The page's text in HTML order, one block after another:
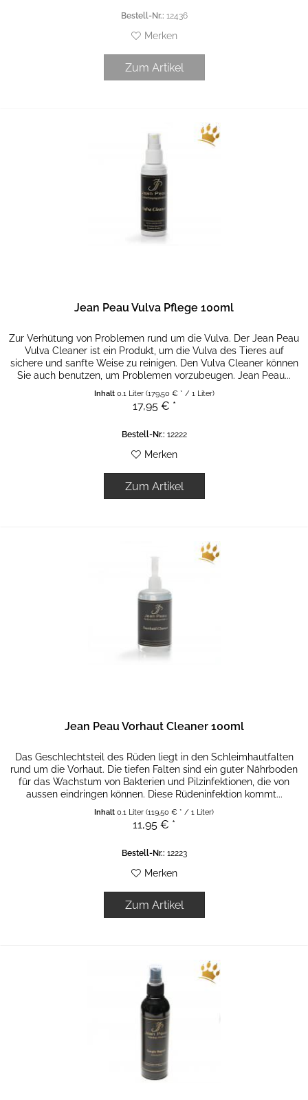
Bestell-Nr.: 12436
Merken
Zum Artikel
Jean Peau Vulva Pflege 100ml
Zur Verhütung von Problemen rund um die Vulva. Der Jean Peau
Vulva Cleaner ist ein Produkt, um die Vulva des Tieres auf
sichere und sanfte Weise zu reinigen. Den Vulva Cleaner können
Sie auch benutzen, um Problemen vorzubeugen. Jean Peau...
Inhalt 0.1 Liter (179,50 € * / 1 Liter)
17,95 € *
Bestell-Nr.: 12222
Merken
Zum Artikel
Jean Peau Vorhaut Cleaner 100ml
Das Geschlechtsteil des Rüden liegt in den Schleimhautfalten
rund um die Vorhaut. Die tiefen Falten sind ein guter Nährboden
für das Wachstum von Bakterien und Pilzinfektionen, die von
aussen eindringen können. Diese Rüdeninfektion kommt...
Inhalt0.1 Liter(119,50 € * / 1 Liter)
11,95 € *
Bestell-Nr.: 12223
Merken
Zum Artikel